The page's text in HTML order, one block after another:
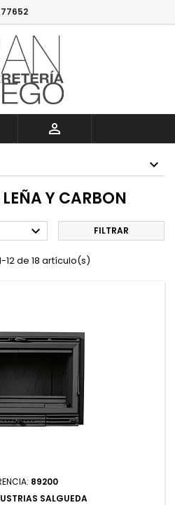

LEÑA Y CARBON
 FILTRAR
12 de 18 artículo(s)
89200
SALGUEDA